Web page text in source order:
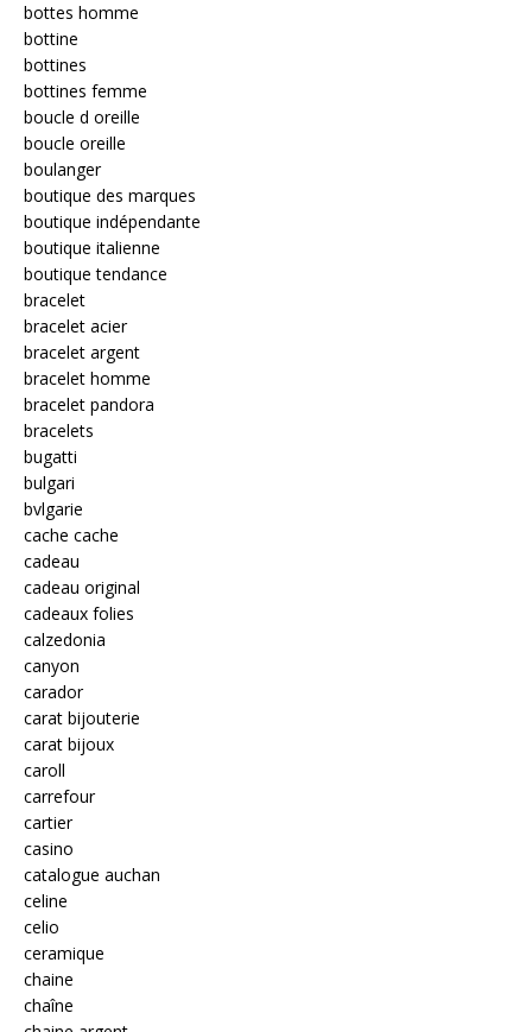
bottes homme
bottine
bottines
bottines femme
boucle d oreille
boucle oreille
boulanger
boutique des marques
boutique indépendante
boutique italienne
boutique tendance
bracelet
bracelet acier
bracelet argent
bracelet homme
bracelet pandora
bracelets
bugatti
bulgari
bvlgarie
cache cache
cadeau
cadeau original
cadeaux folies
calzedonia
canyon
carador
carat bijouterie
carat bijoux
caroll
carrefour
cartier
casino
catalogue auchan
celine
celio
ceramique
chaine
chaîne